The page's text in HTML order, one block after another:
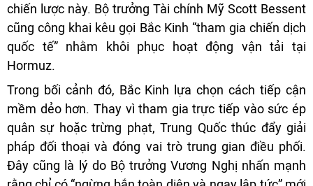
chiến lược này. Bộ trưởng Tài chính Mỹ Scott Bessent
cũng công khai kêu gọi Bắc Kinh “tham gia chiến dịch
quốc tế” nhằm khôi phục hoạt động vận tải tại
Hormuz.
Trong bối cảnh đó, Bắc Kinh lựa chọn cách tiếp cận
mềm dẻo hơn. Thay vì tham gia trực tiếp vào sức ép
quân sự hoặc trừng phạt, Trung Quốc thúc đẩy giải
pháp đối thoại và đóng vai trò trung gian điều phối.
Đây cũng là lý do Bộ trưởng Vương Nghị nhấn mạnh